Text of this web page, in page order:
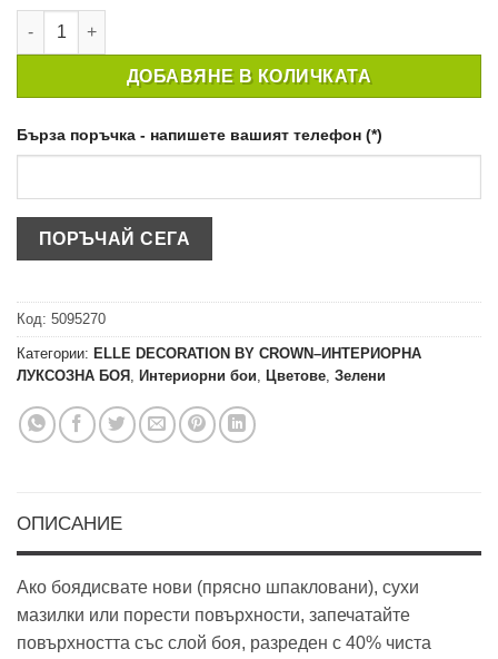
количество за ИНТЕРИОРНА БОЯ CROWN ELLE DECORATION
ДОБАВЯНЕ В КОЛИЧКАТА
Бърза поръчка - напишете вашият телефон (*)
Код: 5095270
Категории: ELLE DECORATION BY CROWN–ИНТЕРИОРНА
ЛУКСОЗНА БОЯ Интериорни бои Цветове Зелени
ОПИСАНИЕ
Ако боядисвате нови (прясно шпакловани), сухи
мазилки или порести повърхности, запечатайте
повърхността със слой боя, разреден с 40% чиста